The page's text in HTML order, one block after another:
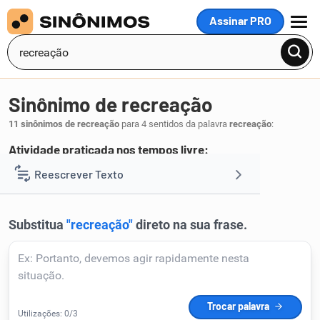
Assinar PRO
MENU
Reescrever Texto
Corrigir Texto
Sinônimo de recreação
11 sinônimos de recreação para 4 sentidos da palavra recreação:
Atividade praticada nos tempos livre:
1 lazer.